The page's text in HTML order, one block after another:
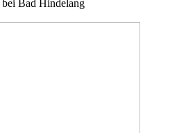
bei Bad Hindelang